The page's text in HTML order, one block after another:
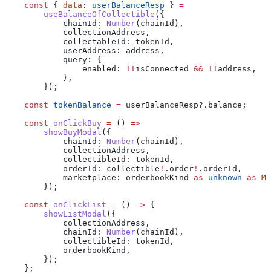
    const
{ data : userBalanceResp } =
        useBalanceOfCollectible
({
            chainId:
Number( chainId ),
            collectionAddress
,
            collectableId:
tokenId ,
            userAddress:
address ,
            query:
{
                enabled:
!! isConnected && !! address ,
            },
        });
    const
tokenBalance = userBalanceResp?. balance ;
    const
onClickBuy = () =>
        showBuyModal
({
            chainId:
Number( chainId ),
            collectionAddress
,
            collectibleId:
tokenId ,
            orderId:
collectible ! . order ! . orderId ,
            marketplace:
orderbookKind as unknown as
        });
    const
onClickList = () => {
        showListModal
({
            collectionAddress
,
            chainId:
Number( chainId ),
            collectibleId:
tokenId ,
            orderbookKind
,
        });
    };